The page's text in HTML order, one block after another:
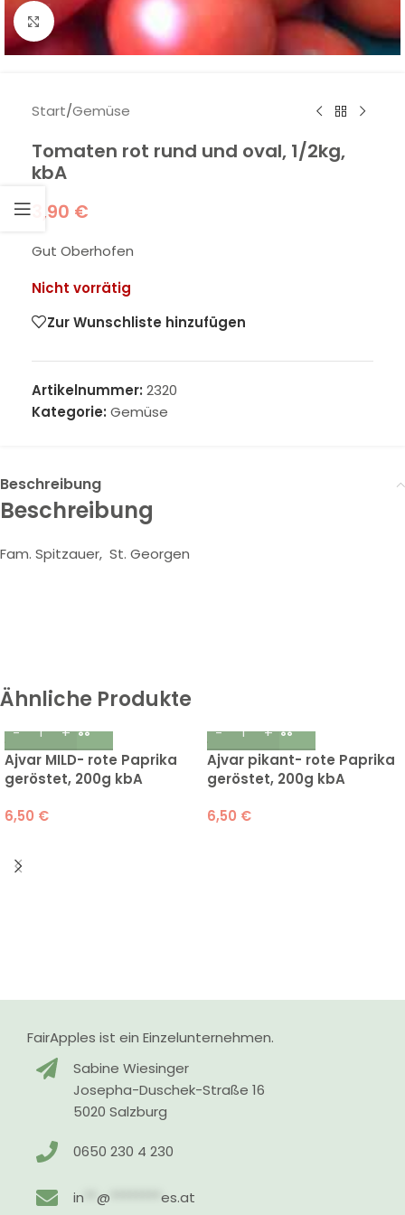
Klick zum Vergrößern
Start/Gemüse
Tomaten rot rund und oval, 1/2kg,
kbA
3,90 €
Gut Oberhofen
Nicht vorrätig
Zur Wunschliste hinzufügen
Artikelnummer: 2320
Kategorie: Gemüse
Beschreibung
Beschreibung
Fam. Spitzauer, St. Georgen
Ähnliche Produkte
Ajvar MILD- rote Paprika
geröstet, 200g kbA
6,50 €
Ajvar pikant- rote Paprika
geröstet, 200g kbA
6,50 €
FairApples ist ein Einzelunternehmen.
Sabine Wiesinger
Josepha-Duschek-Straße 16
5020 Salzburg
0650 230 4 230
in **@ ********es.at